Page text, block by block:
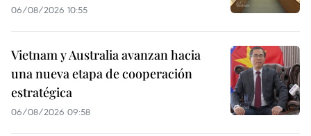
06/08/2026 10:55
Vietnam y Australia avanzan hacia
una nueva etapa de cooperación
estratégica
06/08/2026 09:58